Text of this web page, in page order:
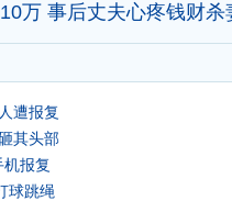
万 事后丈夫心疼钱财杀
遭报复
其头部
报复
球跳绳